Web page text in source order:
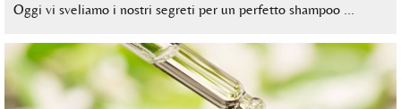
Oggi vi sveliamo i nostri segreti per un perfetto shampoo …